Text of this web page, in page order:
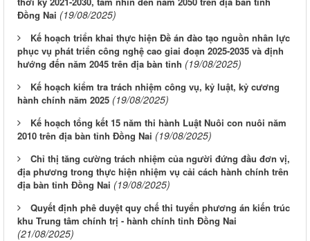
Đồng Nai (19/08/2025)
Kế hoạch triển khai thực hiện Đề án đào tạo nguồn nhân lực
phục vụ phát triển công nghệ cao giai đoạn 2025-2035 và định
hướng đến năm 2045 trên địa bàn tỉnh (19/08/2025)
Kế hoạch kiểm tra trách nhiệm công vụ, kỷ luật, kỷ cương
hành chính năm 2025 (19/08/2025)
Kế hoạch tổng kết 15 năm thi hành Luật Nuôi con nuôi năm
2010 trên địa bàn tỉnh Đồng Nai (19/08/2025)
Chỉ thị tăng cường trách nhiệm của người đứng đầu đơn vị,
địa phương trong thực hiện nhiệm vụ cải cách hành chính trên
địa bàn tỉnh Đồng Nai (19/08/2025)
Quyết định phê duyệt quy chế thi tuyển phương án kiến trúc
khu Trung tâm chính trị - hành chính tỉnh Đồng Nai
(21/08/2025)